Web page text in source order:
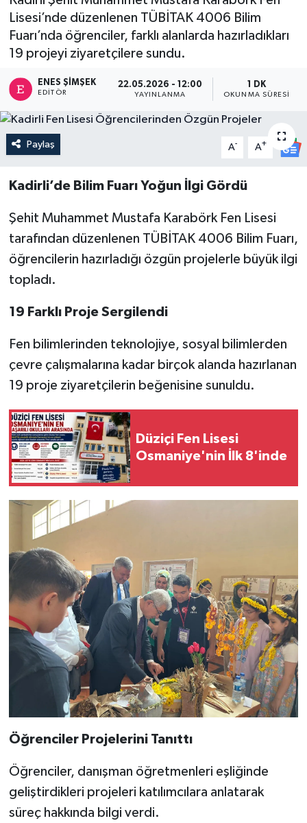
Lisesi’nde düzenlenen TÜBİTAK 4006 Bilim
Fuarı’nda öğrenciler, farklı alanlarda hazırladıkları
19 projeyi ziyaretçilere sundu.
ENES ŞIMŞEK
EDITÖR
22.05.2026 - 12:00
YAYINLANMA
1 DK
OKUNMA SÜRESI
Paylaş A- A+
Kadirli’de Bilim Fuarı Yoğun İlgi Gördü
Şehit Muhammet Mustafa Karabörk Fen Lisesi
tarafından düzenlenen TÜBİTAK 4006 Bilim Fuarı,
öğrencilerin hazırladığı özgün projelerle büyük ilgi
topladı.
19 Farklı Proje Sergilendi
Fen bilimlerinden teknolojiye, sosyal bilimlerden
çevre çalışmalarına kadar birçok alanda hazırlanan
19 proje ziyaretçilerin beğenisine sunuldu.
Düziçi Fen Lisesi
Osmaniye'nin İlk 8'inde
Öğrenciler Projelerini Tanıttı
Öğrenciler, danışman öğretmenleri eşliğinde
geliştirdikleri projeleri katılımcılara anlatarak
süreç hakkında bilgi verdi.